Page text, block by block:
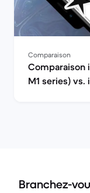
Comparaison
Comparaison
M1 series) vs.
Branchez-